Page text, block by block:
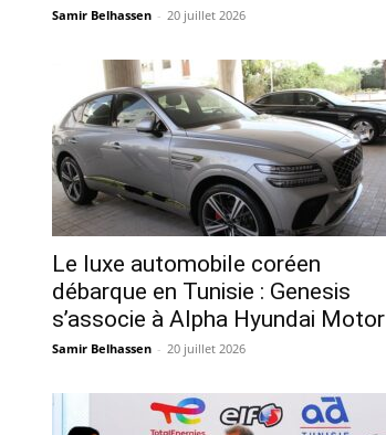
Samir Belhassen - 20 juillet 2026
Le luxe automobile coréen
débarque en Tunisie : Genesis
s’associe à Alpha Hyundai Motor
Samir Belhassen - 20 juillet 2026